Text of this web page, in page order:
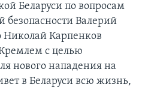
Беларуси по вопросам
безопасности Валерий
Николай Карпенков
с целью
нового нападения на
в Беларуси всю жизнь,